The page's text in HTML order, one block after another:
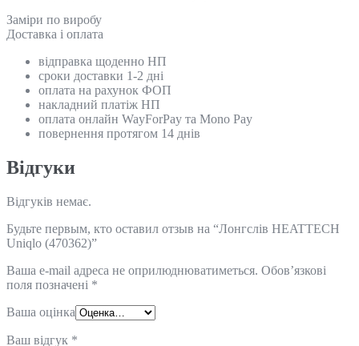
Замiри по виробу
Доставка і оплата
відправка щоденно НП
сроки доставки 1-2 дні
оплата на рахунок ФОП
накладний платіж НП
оплата онлайн WayForPay та Mono Pay
повернення протягом 14 днів
Відгуки
Відгуків немає.
Будьте первым, кто оставил отзыв на “Лонгслів HEATTECH
Uniqlo (470362)”
Ваша e-mail адреса не оприлюднюватиметься. Обов’язкові
поля позначені *
Ваша оцінка
Ваш відгук *